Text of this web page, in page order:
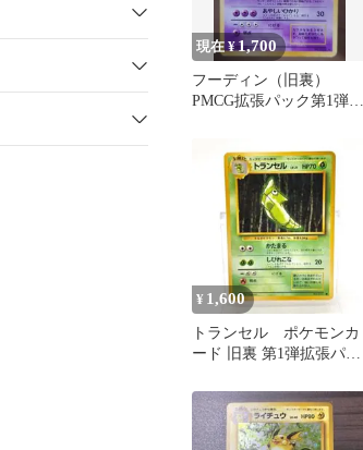
現在 ¥1,700
フーディン（旧裏）
PMCG拡張パック第1弾
¥ 1,600
トランセル ポケモンカ
ード 旧裏 第1弾拡張パッ